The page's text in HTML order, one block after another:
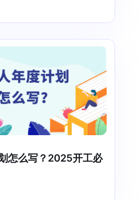
怎么写？2025开工必